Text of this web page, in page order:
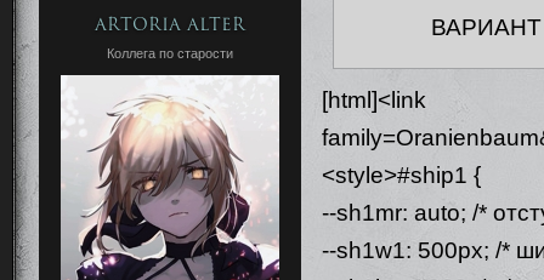
Artoria Alter
Коллега по старости
[html]<link
<style>#ship1 {
--sh1mr: auto; /*
--sh1w1: 500px; /*